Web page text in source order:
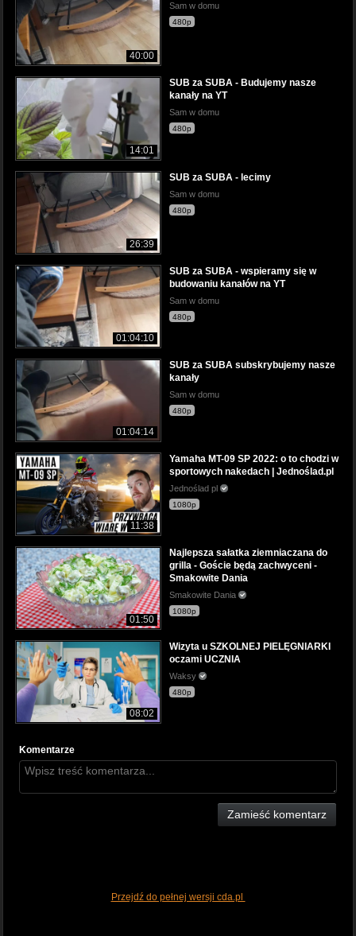
40:00
Sam w domu
480p
14:01
SUB za SUBA - Budujemy nasze
kanały na YT
Sam w domu
480p
26:39
SUB za SUBA - lecimy
Sam w domu
480p
01:04:10
SUB za SUBA - wspieramy się w
budowaniu kanałów na YT
Sam w domu
480p
01:04:14
SUB za SUBA subskrybujemy nasze
kanały
Sam w domu
480p
11:38
Yamaha MT-09 SP 2022: o to chodzi w
sportowych nakedach | Jednoślad.pl
Jednoślad pl
1080p
01:50
Najlepsza sałatka ziemniaczana do
grilla - Goście będą zachwyceni -
Smakowite Dania
Smakowite Dania
1080p
08:02
Wizyta u SZKOLNEJ PIELĘGNIARKI
oczami UCZNIA
Waksy
480p
Komentarze
Zamieść komentarz
Przejdź do pełnej wersji cda.pl